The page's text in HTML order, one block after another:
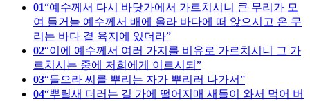
01 예수께서 다시 바닷가에서 가르치시니 큰 무리가 모
여 들거늘 예수께서 배에 올라 바다에 떠 앉으시고 온 무
리는 바다 곁 육지에 있더라
02 이에 예수께서 여러 가지를 비유로 가르치시니 그 가
르치시는 중에 저희에게 이르시되
03 들으라 씨를 뿌리는 자가 뿌리러 나가서
04 뿌릴새 더러는 길 가에 떨어지매 새들이 와서 먹어 버